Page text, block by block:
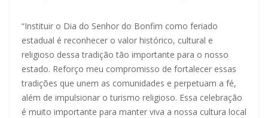
“Instituir o Dia do Senhor do Bonfim como feriado
estadual é reconhecer o valor histórico, cultural e
religioso dessa tradição tão importante para o nosso
estado. Reforço meu compromisso de fortalecer essas
tradições que unem as comunidades e perpetuam a fé,
além de impulsionar o turismo religioso. Essa celebração
é muito importante para manter viva a nossa cultura local